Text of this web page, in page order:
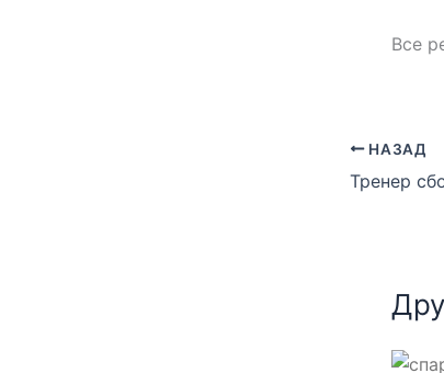
Все
НАЗАД